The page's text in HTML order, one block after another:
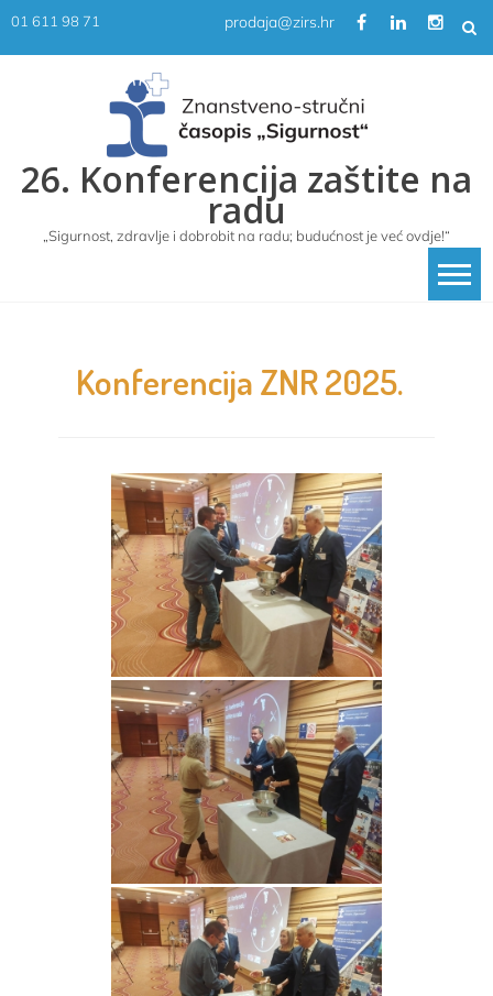
Skip01 611 98 71 prodaja@zirs.hr
26. Konferencija zaštite na
radu
„Sigurnost, zdravlje i dobrobit na radu; budućnost je već ovdje!“
Konferencija ZNR 2025.